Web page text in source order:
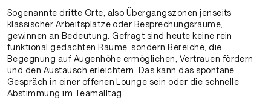
Sogenannte dritte Orte, also Übergangszonen jenseits
klassischer Arbeitsplätze oder Besprechungsräume,
gewinnen an Bedeutung. Gefragt sind heute keine rein
funktional gedachten Räume, sondern Bereiche, die
Begegnung auf Augenhöhe ermöglichen, Vertrauen fördern
und den Austausch erleichtern. Das kann das spontane
Gespräch in einer offenen Lounge sein oder die schnelle
Abstimmung im Teamalltag.